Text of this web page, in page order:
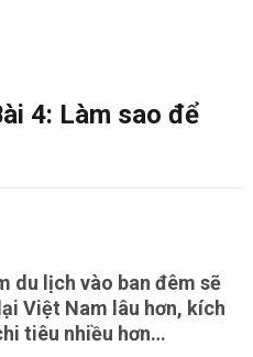
4: Làm sao để
du lịch vào ban đêm sẽ
Việt Nam lâu hơn, kích
tiêu nhiều hơn…